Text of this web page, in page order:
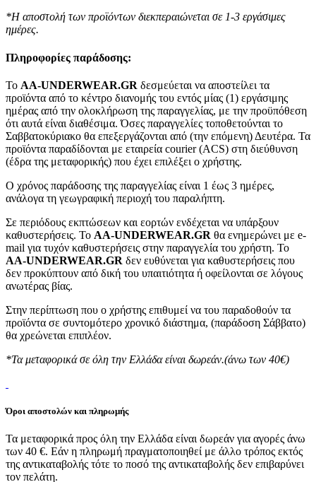
*Η αποστολή των προϊόντων διεκπεραιώνεται σε 1-3 εργάσιμες
ημέρες.
Πληροφορίες παράδοσης:
To AA-UNDERWEAR.GR δεσμεύεται να αποστείλει τα
προϊόντα από το κέντρο διανομής του εντός μίας (1) εργάσιμης
ημέρας από την ολοκλήρωση της παραγγελίας, με την προϋπόθεση
ότι αυτά είναι διαθέσιμα. Όσες παραγγελίες τοποθετούνται το
Σαββατοκύριακο θα επεξεργάζονται από (την επόμενη) Δευτέρα. Τα
προϊόντα παραδίδονται με εταιρεία courier (ACS) στη διεύθυνση
(έδρα της μεταφορικής) που έχει επιλέξει ο χρήστης.
Ο χρόνος παράδοσης της παραγγελίας είναι 1 έως 3 ημέρες,
ανάλογα τη γεωγραφική περιοχή του παραλήπτη.
Σε περιόδους εκπτώσεων και εορτών ενδέχεται να υπάρξουν
καθυστερήσεις. Το AA-UNDERWEAR.GR θα ενημερώνει με e-
mail για τυχόν καθυστερήσεις στην παραγγελία του χρήστη. Το
AA-UNDERWEAR.GR δεν ευθύνεται για καθυστερήσεις που
δεν προκύπτουν από δική του υπαιτιότητα ή οφείλονται σε λόγους
ανωτέρας βίας.
Στην περίπτωση που ο χρήστης επιθυμεί να του παραδοθούν τα
προϊόντα σε συντομότερο χρονικό διάστημα, (παράδοση Σάββατο)
θα χρεώνεται επιπλέον.
*Τα μεταφορικά σε όλη την Ελλάδα είναι δωρεάν.(άνω των 40€)
Όροι αποστολών και πληρωμής
Τα μεταφορικά προς όλη την Ελλάδα είναι δωρεάν για αγορές άνω
των 40 €. Εάν η πληρωμή πραγματοποιηθεί με άλλο τρόπος εκτός
της αντικαταβολής τότε το ποσό της αντικαταβολής δεν επιβαρύνει
τον πελάτη.